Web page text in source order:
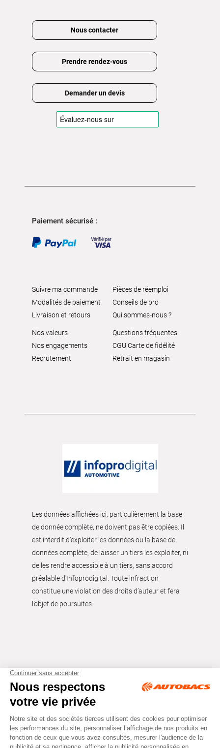
Nous contacter
Prendre rendez-vous
Demander un devis
Paiement sécurisé :
Suivre ma commande
Modalités de paiement
Livraison et retours
Pièces de réemploi
Conseils de pro
Qui sommes-nous ?
Nos valeurs
Nos engagements
Recrutement
Questions fréquentes
CGU Carte de fidélité
Retrait en magasin
Les données affichées ici, particulièrement la base
de donnée complète, ne doivent pas être copiées. Il
est interdit d’exploiter les données ou la base de
données complète, de laisser un tiers les exploiter, ni
de les rendre accessible à un tiers, sans accord
préalable d'Infoprodigital. Toute infraction
constitue une violation des droits d’auteur et fera
l’objet de poursuites.
Tous droits réservés © Autobacs
Mentions légales RGPD
Cookies CGV